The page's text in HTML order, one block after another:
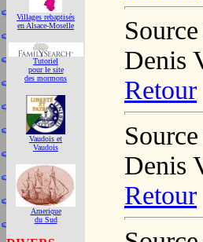
Villages rebaptisés
en Alsace-Moselle
Tutoriel
pour le site
des mormons
Vaudois et
Vaudois
Amerique
du Sud
Denis
Retour
Denis
Retour